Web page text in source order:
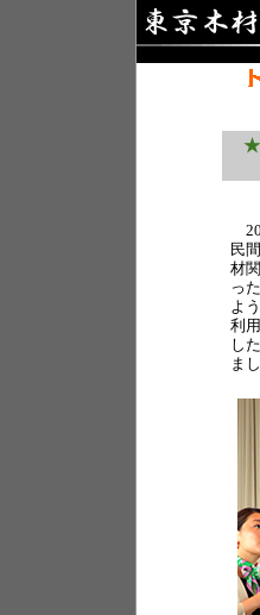
★
民
材
っ
よ
利
し
ま